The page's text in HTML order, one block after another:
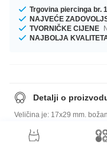
Trgovina piercinga br.
NAJVEĆE
TVORNIČKE CIJENE
NAJBOLJA
Detalji o
Veličina je: 17x29 mm.